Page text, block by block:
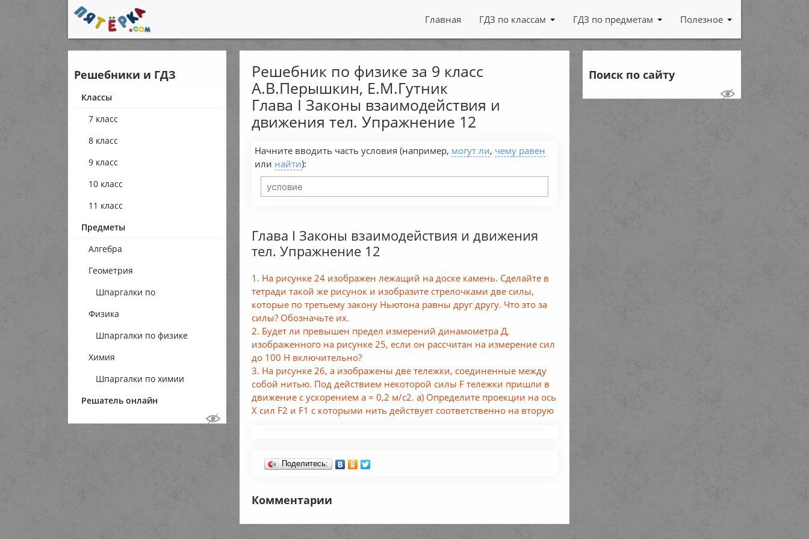
Главная ГДЗ по классам ГДЗ по предметам Полезное
Решебники и ГДЗ
Классы
7 класс
8 класс
9 класс
10 класс
11 класс
Предметы
Алгебра
Геометрия
Шпаргалки по
геометрии
Физика
Шпаргалки по физике
Химия
Шпаргалки по химии
Решатель онлайн
Решебник по физике за 9 класс
А.В.Перышкин, Е.М.Гутник
Глава I Законы взаимодействия и
движения тел. Упражнение 12
Начните вводить часть условия (например, могут ли, чему равен
или найти):
Глава I Законы взаимодействия и движения
тел. Упражнение 12
1. На рисунке 24 изображен лежащий на доске камень. Сделайте в
тетради такой же рисунок и изобразите стрелочками две силы,
которые по третьему закону Ньютона равны друг другу. Что это за
силы? Обозначьте их.
2. Будет ли превышен предел измерений динамометра Д,
изображенного на рисунке 25, если он рассчитан на измерение сил
до 100 Н включительно?
3. На рисунке 26, а изображены две тележки, соединенные между
собой нитью. Под действием некоторой силы F тележки пришли в
движение с ускорением a = 0,2 м/с2. а) Определите проекции на ось
X сил F2 и F1 с которыми нить действует соответственно на вторую
Поделитесь:
Комментарии
Поиск по сайту